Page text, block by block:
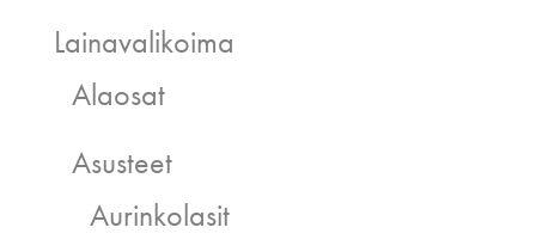
Lainavalikoima
Alaosat
Asusteet
Aurinkolasit